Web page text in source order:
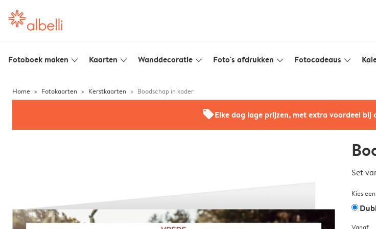
Fotoboek maken slim_arrow_down Kaarten slim_arrow_down Wanddecoratie slim_arrow_down Foto's afdrukken slim_arrow_down Fotocadeaus slim_arrow_down
Home Fotokaarten Kerstkaarten Boodschap in kader
offersElke dag lage prijzen, met extra voordeel bij
Set
Kies
Vanaf